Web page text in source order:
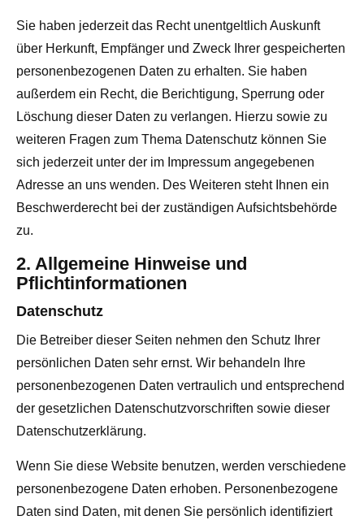
Sie haben jederzeit das Recht unentgeltlich Auskunft
über Herkunft, Empfänger und Zweck Ihrer gespeicherten
personenbezogenen Daten zu erhalten. Sie haben
außerdem ein Recht, die Berichtigung, Sperrung oder
Löschung dieser Daten zu verlangen. Hierzu sowie zu
weiteren Fragen zum Thema Datenschutz können Sie
sich jederzeit unter der im Impressum angegebenen
Adresse an uns wenden. Des Weiteren steht Ihnen ein
Beschwerderecht bei der zuständigen Aufsichtsbehörde
zu.
2. Allgemeine Hinweise und
Pflichtinformationen
Datenschutz
Die Betreiber dieser Seiten nehmen den Schutz Ihrer
persönlichen Daten sehr ernst. Wir behandeln Ihre
personenbezogenen Daten vertraulich und entsprechend
der gesetzlichen Datenschutzvorschriften sowie dieser
Datenschutzerklärung.
Wenn Sie diese Website benutzen, werden verschiedene
personenbezogene Daten erhoben. Personenbezogene
Daten sind Daten, mit denen Sie persönlich identifiziert